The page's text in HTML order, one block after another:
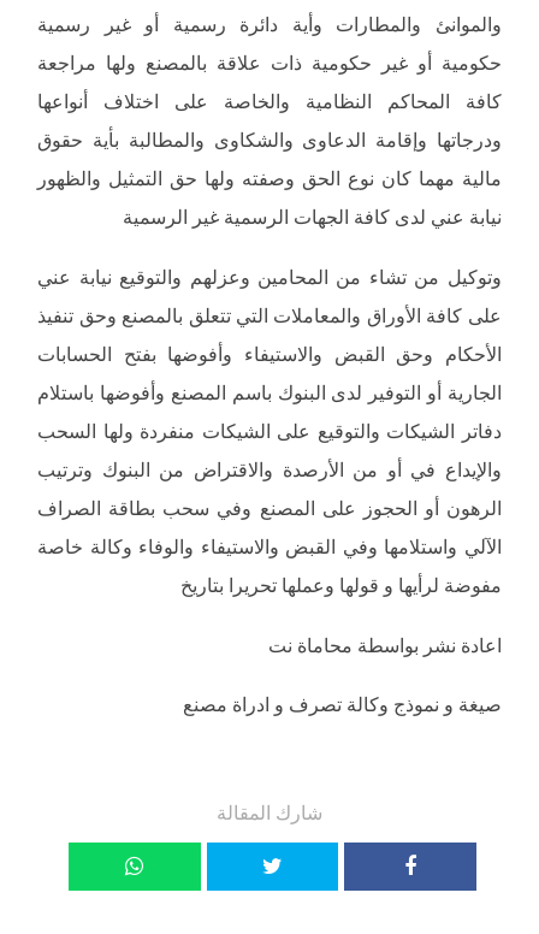
والموانئ والمطارات وأية دائرة رسمية أو غير رسمية
حكومية أو غير حكومية ذات علاقة بالمصنع ولها مراجعة
كافة المحاكم النظامية والخاصة على اختلاف أنواعها
ودرجاتها وإقامة الدعاوى والشكاوى والمطالبة بأية حقوق
مالية مهما كان نوع الحق وصفته ولها حق التمثيل والظهور
نيابة عني لدى كافة الجهات الرسمية غير الرسمية
وتوكيل من تشاء من المحامين وعزلهم والتوقيع نيابة عني
على كافة الأوراق والمعاملات التي تتعلق بالمصنع وحق تنفيذ
الأحكام وحق القبض والاستيفاء وأفوضها بفتح الحسابات
الجارية أو التوفير لدى البنوك باسم المصنع وأفوضها باستلام
دفاتر الشيكات والتوقيع على الشيكات منفردة ولها السحب
والإيداع في أو من الأرصدة والاقتراض من البنوك وترتيب
الرهون أو الحجوز على المصنع وفي سحب بطاقة الصراف
الآلي واستلامها وفي القبض والاستيفاء والوفاء وكالة خاصة
مفوضة لرأيها و قولها وعملها تحريرا بتاريخ
اعادة نشر بواسطة محاماة نت
صيغة و نموذج وكالة تصرف و ادراة مصنع
شارك المقالة